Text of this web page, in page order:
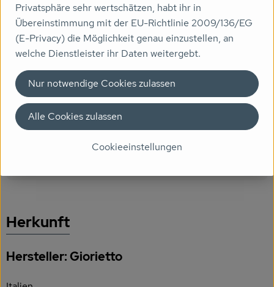
Produktinformationen
Zutaten
Nährwert-Info
Herkunft
Hersteller: Giorietto
Privatsphäre sehr wertschätzen, habt ihr in
Übereinstimmung mit der EU-Richtlinie 2009/136/EG
(E-Privacy) die Möglichkeit genau einzustellen, an
welche Dienstleister ihr Daten weitergebt.
Cookieeinstellungen
Nur notwendige Cookies zulassen
Alle Cookies zulassen